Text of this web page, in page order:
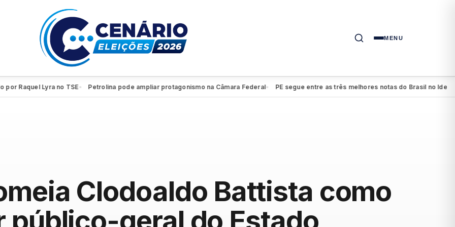
MENU
Lyra no TSE● Petrolina pode ampliar protagonismo na Câmara Federal● PE segue entre as três melhores notas do Brasil no Ideb do
Clodoaldo Battista como